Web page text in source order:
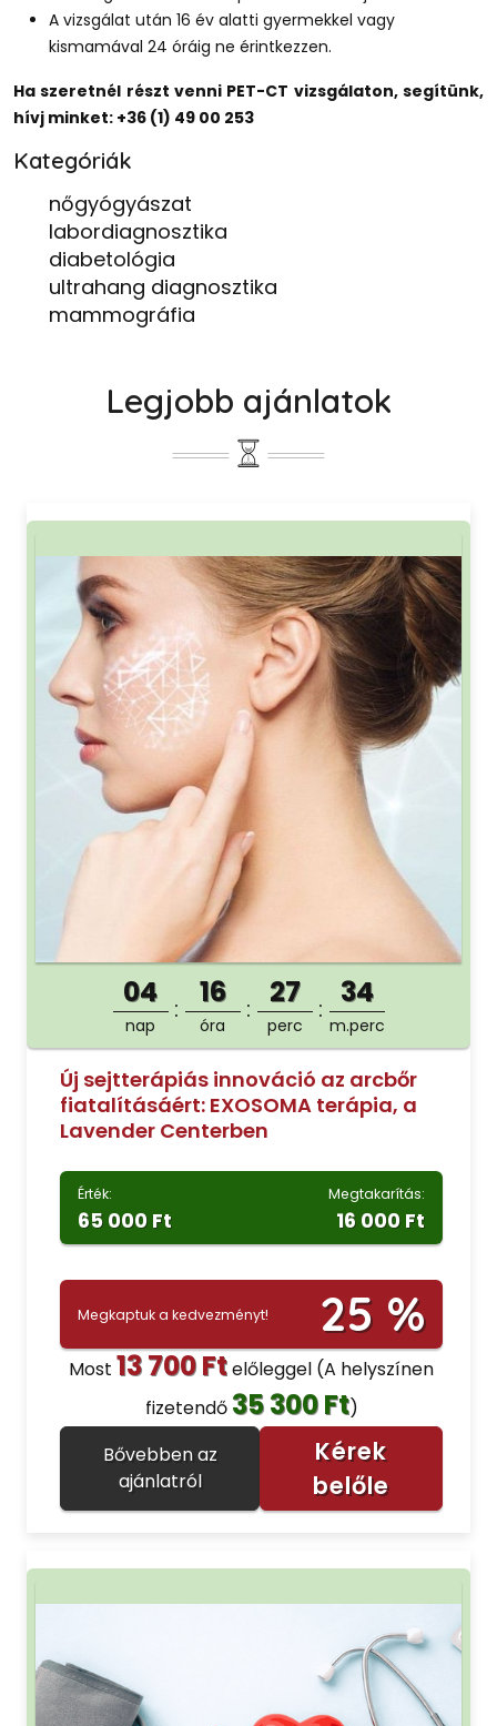
Kategóriák
nőgyógyászat
labordiagnosztika
diabetológia
ultrahang diagnosztika
mammográfia
Legjobb ajánlatok
04
nap
16
óra
27
perc
33
m.perc
Új sejtterápiás innováció az arcbőr
fiatalításáért: EXOSOMA terápia, a
Lavender Centerben
Érték:
65 000 Ft
Megtakarítás:
16 000 Ft
Megkaptuk a kedvezményt! 25 %
Most 13 700 Ftelőleggel (A helyszínen
fizetendő 35 300 Ft)
Bővebben az
ajánlatról
Kérek
belőle
A vizsgálat után 16 év alatti gyermekkel vagy
kismamával 24 óráig ne érintkezzen.
Ha szeretnél részt venni PET-CT vizsgálaton, segítünk,
hívj minket: +36 (1) 49 00 253